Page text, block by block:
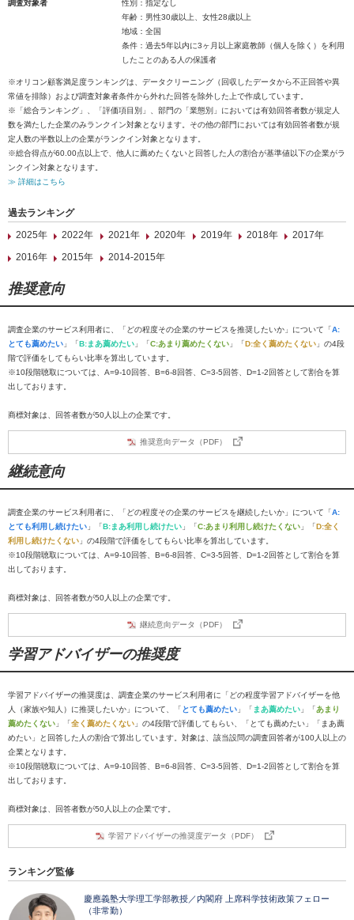
調査対象者
性別：指定なし
年齢：男性30歳以上、女性28歳以上
地域：全国
条件：過去5年以内に3ヶ月以上家庭教師（個人を除く）を利用
したことのある人の保護者
※オリコン顧客満足度ランキングは、データクリーニング（回収したデータから不正回答や異
常値を排除）および調査対象者条件から外れた回答を除外した上で作成しています。
※「総合ランキング」、「評価項目別」、部門の「業態別」においては有効回答者数が規定人
数を満たした企業のみランクイン対象となります。その他の部門においては有効回答者数が規
定人数の半数以上の企業がランクイン対象となります。
※総合得点が60.00点以上で、他人に薦めたくないと回答した人の割合が基準値以下の企業がラ
ンクイン対象となります。
≫ 詳細はこちら
過去ランキング
2025年
2022年 2021年 2020年 2019年 2018年
2017年
2016年
2015年 2014-2015年
推奨意向
調査企業のサービス利用者に、「どの程度その企業のサービスを推奨したいか」について「A:
とても薦めたい 」「B:まあ薦めたい 」「C:あまり薦めたくない 」「D:全く薦めたくない 」の4段
階で評価をしてもらい比率を算出しています。
※10段階聴取については、A=9-10回答、B=6-8回答、C=3-5回答、D=1-2回答として割合を算
出しております。
商標対象は、回答者数が50人以上の企業です。
推奨意向データ（PDF）
継続意向
調査企業のサービス利用者に、「どの程度その企業のサービスを継続したいか」について「A:
とても利用し続けたい 」「B:まあ利用し続けたい 」「C:あまり利用し続けたくない 」「D:全く
利用し続けたくない 」の4段階で評価をしてもらい比率を算出しています。
※10段階聴取については、A=9-10回答、B=6-8回答、C=3-5回答、D=1-2回答として割合を算
出しております。
商標対象は、回答者数が50人以上の企業です。
継続意向データ（PDF）
学習アドバイザーの推奨度
学習アドバイザーの推奨度は、調査企業のサービス利用者に「どの程度学習アドバイザーを他
人（家族や知人）に推奨したいか」について、「とても薦めたい 」「 まあ薦めたい 」「あまり
薦めたくない 」「全く薦めたくない 」の4段階で評価してもらい、「とても薦めたい」「まあ薦
めたい」と回答した人の割合で算出しています。対象は、該当設問の調査回答者が100人以上の
企業となります。
※10段階聴取については、A=9-10回答、B=6-8回答、C=3-5回答、D=1-2回答として割合を算
出しております。
商標対象は、回答者数が50人以上の企業です。
学習アドバイザーの推奨度データ（PDF）
ランキング監修
慶應義塾大学理工学部教授／内閣府 上席科学技術政策フェロー
（非常勤）